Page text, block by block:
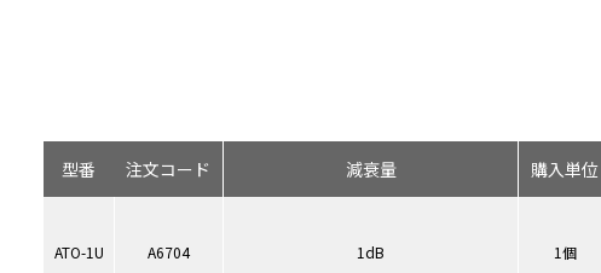
型番 注文コード
ATO-1U A6704
減衰量
1dB
購入単位
1個